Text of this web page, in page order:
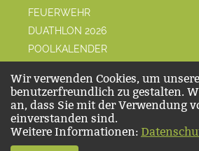
FEUERWEHR
DUATHLON 2026
POOLKALENDER
Wir verwenden Cookies, um
benutzerfreundlich zu gestalten.
an, dass Sie mit der Verwendung
einverstanden sind.
Weitere Informationen: